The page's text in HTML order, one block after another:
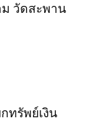
วัดสะพาน
ทรัพย์เงิน